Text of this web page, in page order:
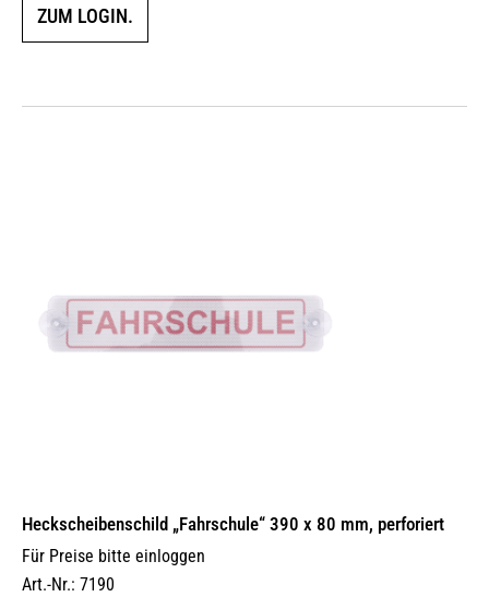
ZUM LOGIN.
Heckscheibenschild „Fahrschule“ 390 x 80 mm, perforiert
Für Preise bitte einloggen
Art.-Nr.: 7190